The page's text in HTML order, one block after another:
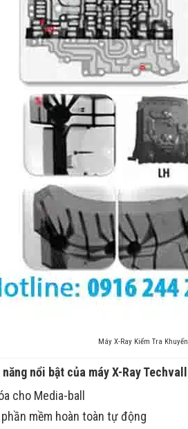
Máy X-Ray Kiểm Tra
nổi bật của máy X-Ray
cho Media-ball
mềm hoàn toàn tự động